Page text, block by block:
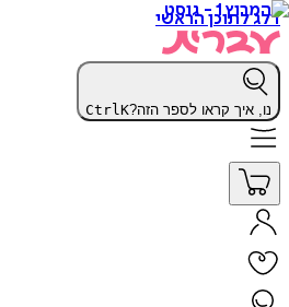
דלג לתוכן הראשי
נו, איך קראו לספר הזה? CtrlK